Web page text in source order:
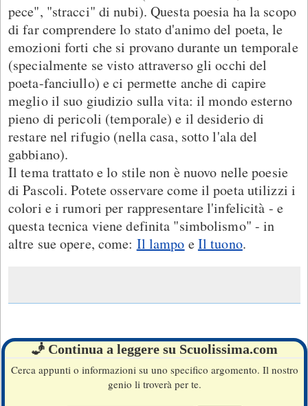
pece", "stracci" di nubi). Questa poesia ha la scopo
di far comprendere lo stato d'animo del poeta, le
emozioni forti che si provano durante un temporale
(specialmente se visto attraverso gli occhi del
poeta-fanciullo) e ci permette anche di capire
meglio il suo giudizio sulla vita: il mondo esterno
pieno di pericoli (temporale) e il desiderio di
restare nel rifugio (nella casa, sotto l'ala del
gabbiano).
Il tema trattato e lo stile non è nuovo nelle poesie
di Pascoli. Potete osservare come il poeta utilizzi i
colori e i rumori per rappresentare l'infelicità - e
questa tecnica viene definita "simbolismo" - in
altre sue opere, come: Il lampo eIl tuono.
🧞 Continua a leggere su Scuolissima.com
Cerca appunti o informazioni su uno specifico argomento. Il nostro
genio li troverà per te.